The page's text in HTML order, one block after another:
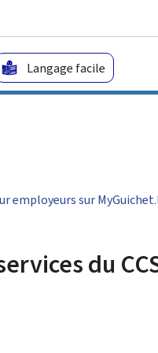
Langage facile
employeurs sur
du